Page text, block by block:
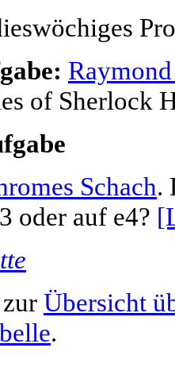
of Sherlock
Schach.
oder auf e4?
Übersicht
.